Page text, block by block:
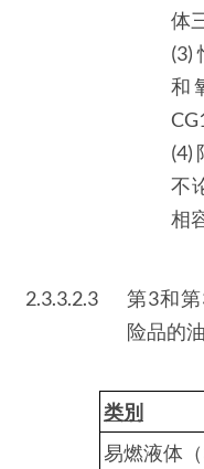
体
(3)
和
(4)
不
相
2.3.3.2.3
第3和
险品的
类別
易燃液体（